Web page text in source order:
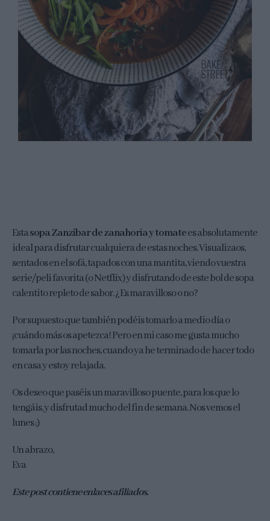
Estasopa Zanzibar de zanahoria y tomatees absolutamente
ideal para disfrutar cualquiera de estas noches. Visualizaos,
sentados en el sofá, tapados con una mantita, viendo vuestra
serie/peli favorita (o Netflix) y disfrutando de este bol de sopa
calentito repleto de sabor. ¿Es maravilloso o no?
Por supuesto que también podéis tomarlo a medio día o
¡cuándo más os apetezca! Pero en mi caso me gusta mucho
tomarla por las noches, cuando ya he terminado de hacer todo
en casa y estoy relajada.
Os deseo que paséis un maravilloso puente, para los que lo
tengáis, y disfrutad mucho del fin de semana. Nos vemos el
lunes ;)
Un abrazo,
Eva
Este post contiene enlaces afiliados.